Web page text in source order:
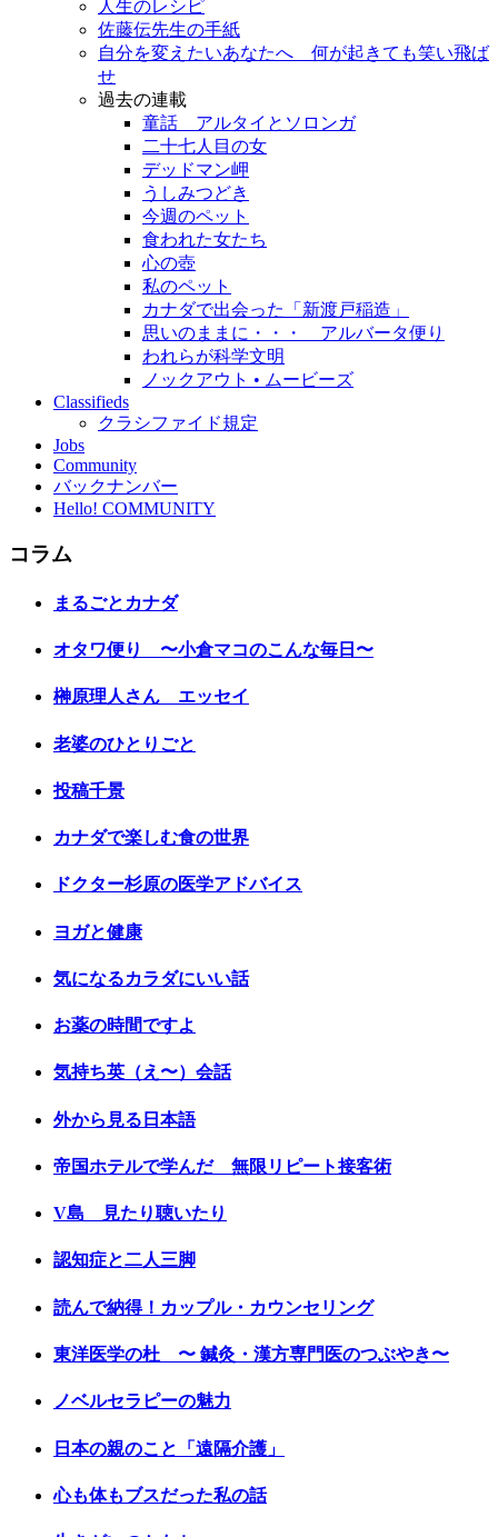
人生のレシピ
佐藤伝先生の手紙
自分を変えたいあなたへ 何が起きても笑い飛ば
せ
過去の連載
童話 アルタイとソロンガ
二十七人目の女
デッドマン岬
うしみつどき
今週のペット
食われた女たち
心の壺
私のペット
カナダで出会った「新渡戸稲造」
思いのままに・・・ アルバータ便り
われらが科学文明
ノックアウト • ムービーズ
Classifieds
クラシファイド規定
Jobs
Community
バックナンバー
Hello! COMMUNITY
コラム
まるごとカナダ
オタワ便り 〜小倉マコのこんな毎日〜
榊原理人さん エッセイ
老婆のひとりごと
投稿千景
カナダで楽しむ食の世界
ドクター杉原の医学アドバイス
ヨガと健康
気になるカラダにいい話
お薬の時間ですよ
気持ち英（え〜）会話
外から見る日本語
帝国ホテルで学んだ 無限リピート接客術
V島 見たり聴いたり
認知症と二人三脚
読んで納得！カップル・カウンセリング
東洋医学の杜 〜 鍼灸・漢方専門医のつぶやき〜
ノベルセラピーの魅力
日本の親のこと「遠隔介護」
心も体もブスだった私の話